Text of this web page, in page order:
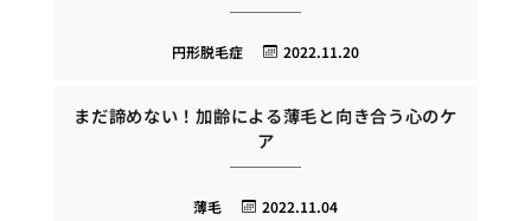
2022.11.20
円形脱毛症
まだ諦めない！加齢による薄毛と向き合う心のケ
ア
2022.11.04
薄毛